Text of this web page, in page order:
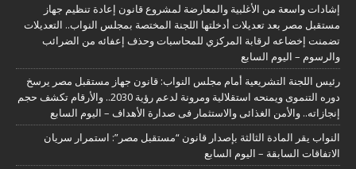
إشادات واسعة من الأغلبية والمعارضة لمشروع قانون إعادة تنظيم جهاز
مستقبل مصر بعد تعديلات أدخلتها اللجنة المختصة بمجلس النواب.. التعديلات
تضمنت إخضاعه لرقابة المركزي للمحاسبات وحذف إعفائه من الضرائب
والرسوم – اليوم السابع
رئيس اللجنة التشريعية أمام مجلس النواب: قانون جهاز مستقبل مصر يرسخ
دوره التنموى ويمنحه استقلالية ومرونة لدعم رؤية 2030.. والأرقام تكشف حجم
إنجازاته.. والأمن الغذائى والاستثمار فى صدارة الأهداف – اليوم السابع
النواب يقر المادة الثالثة بإصدار قانون “مستقبل مصر”: استمرار سريان
الاتفاقات السابقة – اليوم السابع